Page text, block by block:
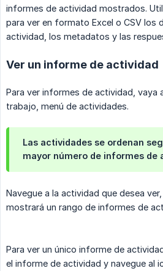
informes de actividad mostrados.
para ver en formato Excel o CSV los
actividad, los metadatos y las
Ver un informe de actividad
Para ver informes de actividad, vaya
trabajo, menú de actividades.
Las actividades se ordenan
mayor número de informes de
Navegue a la actividad que desea
mostrará un rango de informes de
Para ver un único informe de
el informe de actividad y navegue al